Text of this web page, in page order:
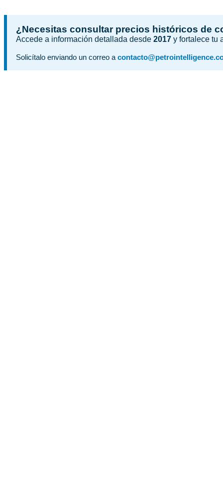
¿Necesitas consultar precios históricos de
Accede a información detallada desde 2017 y fortalece tu
Solicítalo enviando un correo a